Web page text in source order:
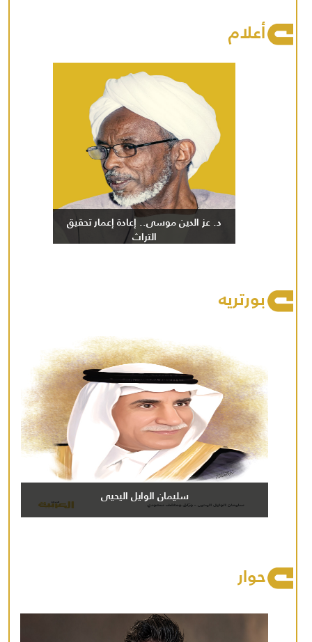
أعلام
د. عز الدين موسى.. إعادة إعمار تحقيق
التراث
بورتريه
سليمان الوايل اليحيى
حوار